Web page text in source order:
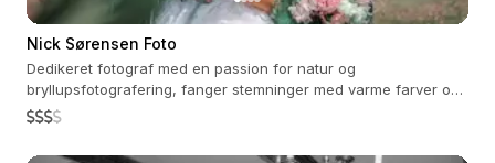
Nick Sørensen Foto
Dedikeret fotograf med en passion for natur og
bryllupsfotografering, fanger stemninger med varme farver og
ægte følelser.